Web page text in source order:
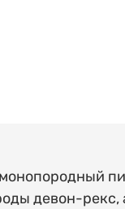
девон-рекс,